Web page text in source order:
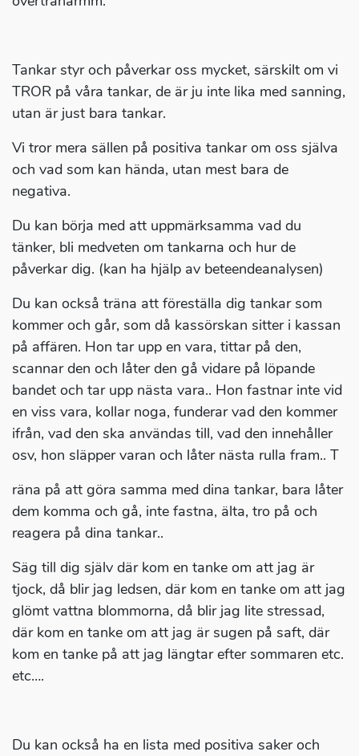
Tankar styr och påverkar oss mycket, särskilt om vi
TROR på våra tankar, de är ju inte lika med sanning,
utan är just bara tankar.
Vi tror mera sällen på positiva tankar om oss själva
och vad som kan hända, utan mest bara de
negativa.
Du kan börja med att uppmärksamma vad du
tänker, bli medveten om tankarna och hur de
påverkar dig. (kan ha hjälp av beteendeanalysen)
Du kan också träna att föreställa dig tankar som
kommer och går, som då kassörskan sitter i kassan
på affären. Hon tar upp en vara, tittar på den,
scannar den och låter den gå vidare på löpande
bandet och tar upp nästa vara.. Hon fastnar inte vid
en viss vara, kollar noga, funderar vad den kommer
ifrån, vad den ska användas till, vad den innehåller
osv, hon släpper varan och låter nästa rulla fram.. T
räna på att göra samma med dina tankar, bara låter
dem komma och gå, inte fastna, älta, tro på och
reagera på dina tankar..
Säg till dig själv där kom en tanke om att jag är
tjock, då blir jag ledsen, där kom en tanke om att jag
glömt vattna blommorna, då blir jag lite stressad,
där kom en tanke om att jag är sugen på saft, där
kom en tanke på att jag längtar efter sommaren etc.
etc….
Du kan också ha en lista med positiva saker och